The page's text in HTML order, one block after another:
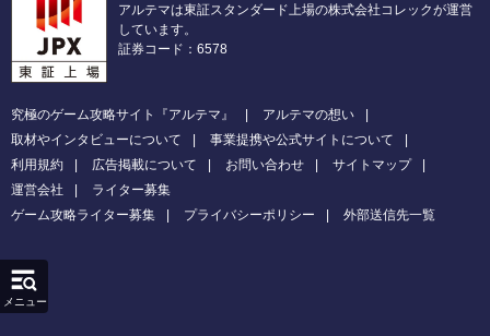
アルテマは東証スタンダード上場の株式会社コレックが運営
しています。
証券コード：6578
究極のゲーム攻略サイト『アルテマ』
アルテマの想い
取材やインタビューについて
事業提携や公式サイトについて
利用規約
広告掲載について お問い合わせ
サイトマップ
運営会社
ライター募集
ゲーム攻略ライター募集
プライバシーポリシー 外部送信先一覧
メニュー